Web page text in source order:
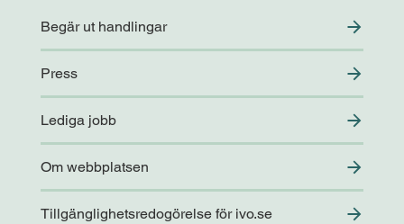
Begär ut handlingar
Press
Lediga jobb
Om webbplatsen
Tillgänglighetsredogörelse för ivo.se